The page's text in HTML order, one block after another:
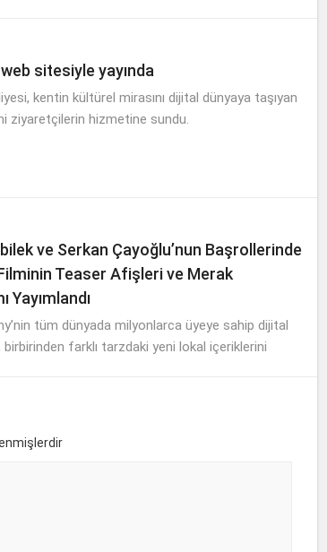
sitesiyle yayında
kentin kültürel mirasını dijital dünyaya taşıyan
ziyaretçilerin hizmetine sundu.
ve Serkan Çayoğlu’nun Başrollerinde
Filminin Teaser Afişleri ve Merak
Yayımlandı
tüm dünyada milyonlarca üyeye sahip dijital
farklı tarzdaki yeni lokal içeriklerini